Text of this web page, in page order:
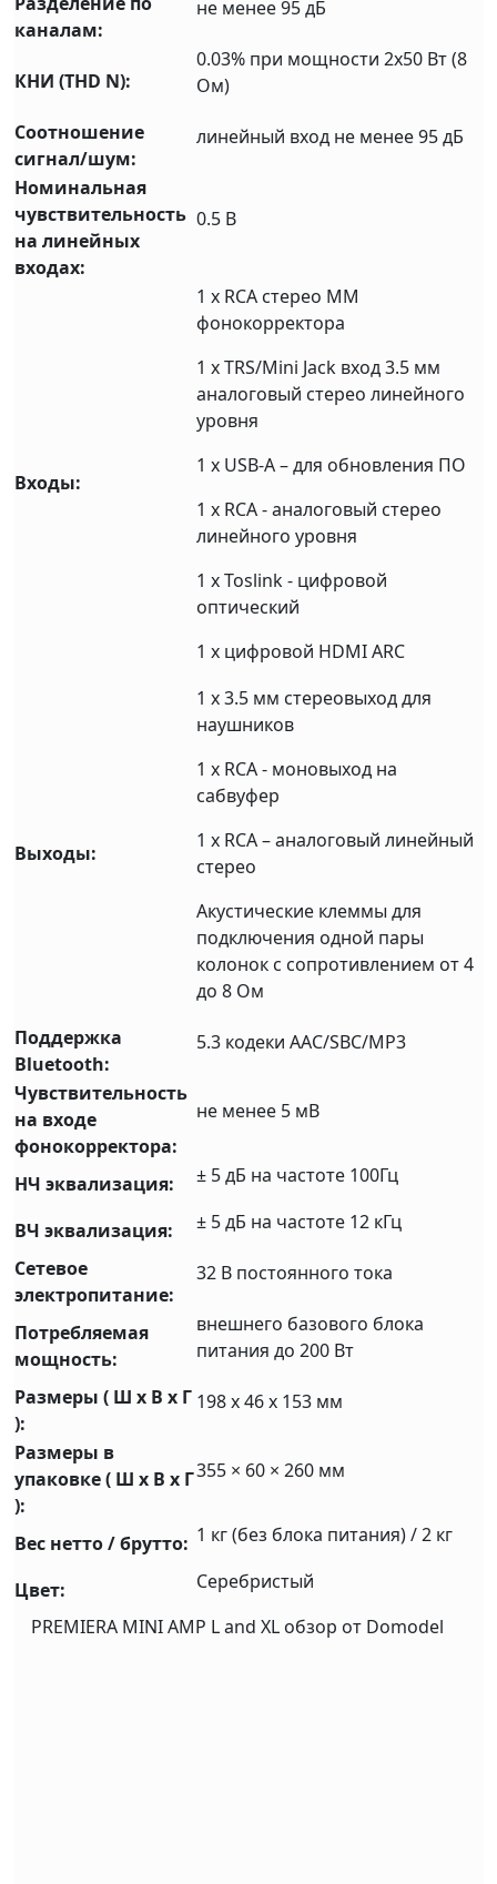
каналам:
не менее 95 дБ
КНИ (THD N):
0.03% при мощности 2х50 Вт (8
Ом)
Соотношение
сигнал/шум:
линейный вход не менее 95 дБ
Номинальная
чувствительность
на линейных
входах:
0.5 В
Входы:
1 х RCA стерео ММ
фонокорректора
1 х TRS/Mini Jack вход 3.5 мм
аналоговый стерео линейного
уровня
1 х USB-A – для обновления ПО
1 х RCA - аналоговый стерео
линейного уровня
1 х Toslink - цифровой
оптический
1 х цифровой HDMI ARC
Выходы:
1 х 3.5 мм стереовыход для
наушников
1 х RCA - моновыход на
сабвуфер
1 х RCA – аналоговый линейный
стерео
Акустические клеммы для
подключения одной пары
колонок с сопротивлением от 4
до 8 Ом
Поддержка
Bluetooth:
5.3 кодеки AAC/SBC/MP3
Чувствительность
на входе
фонокорректора:
не менее 5 мВ
НЧ эквализация: ± 5 дБ на частоте 100Гц
ВЧ эквализация:
± 5 дБ на частоте 12 кГц
Сетевое
электропитание:
32 В постоянного тока
Потребляемая
мощность:
внешнего базового блока
питания до 200 Вт
Размеры ( Ш x В x Г
):
198 x 46 x 153 мм
Размеры в
упаковке ( Ш x В x Г
):
355 × 60 × 260 мм
Вес нетто / брутто: 1 кг (без блока питания) / 2 кг
Цвет:
Cеребристый
PREMIERA MINI AMP L and XL обзор от Domodel